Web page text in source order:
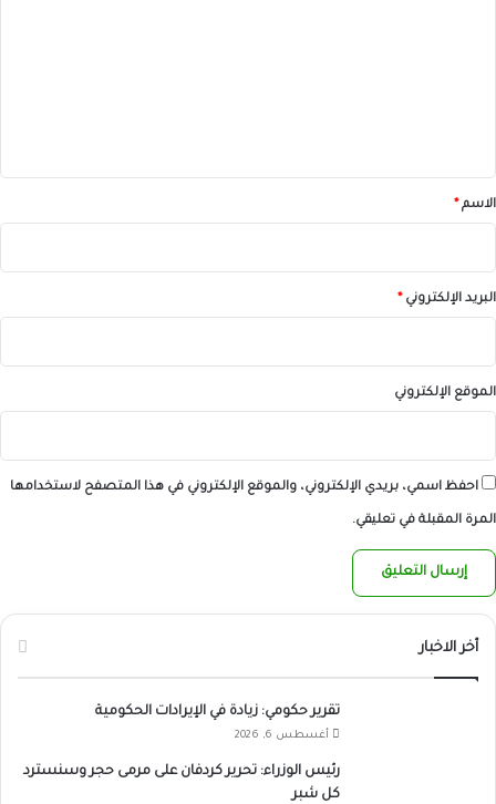
*الاسم*
البريد الإلكتروني*
الموقع الإلكتروني
احفظ اسمي، بريدي الإلكتروني، والموقع الإلكتروني في هذا المتصفح لاستخدامها
المرة المقبلة في تعليقي.
أخر الاخبار
تقرير حكومي: زيادة في الإيرادات الحكومية
أغسطس 6, 2026
رئيس الوزراء: تحرير كردفان على مرمى حجر وسنسترد
كل شبر